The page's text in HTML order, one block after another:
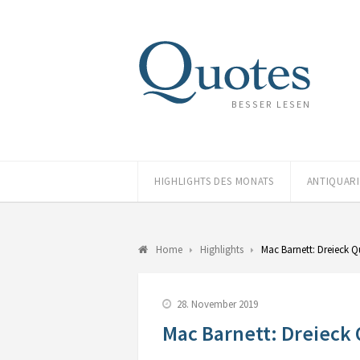
BESSER LESEN
HIGHLIGHTS DES MONATS
Home Highlights Mac Barnett: Dreieck
28. November 2019
Mac Barnett: Dreieck